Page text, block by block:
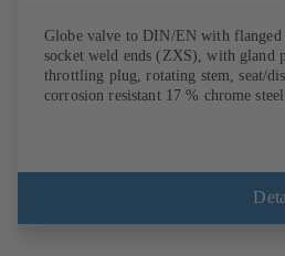
Globe valve to DIN/EN with
socket weld ends (ZXS), with gland
throttling plug, rotating stem, seat/
corrosion resistant 17 % chrome